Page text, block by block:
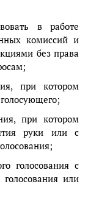
в работе
комиссий и
без права
при котором
при котором
руки или с
голосования с
или